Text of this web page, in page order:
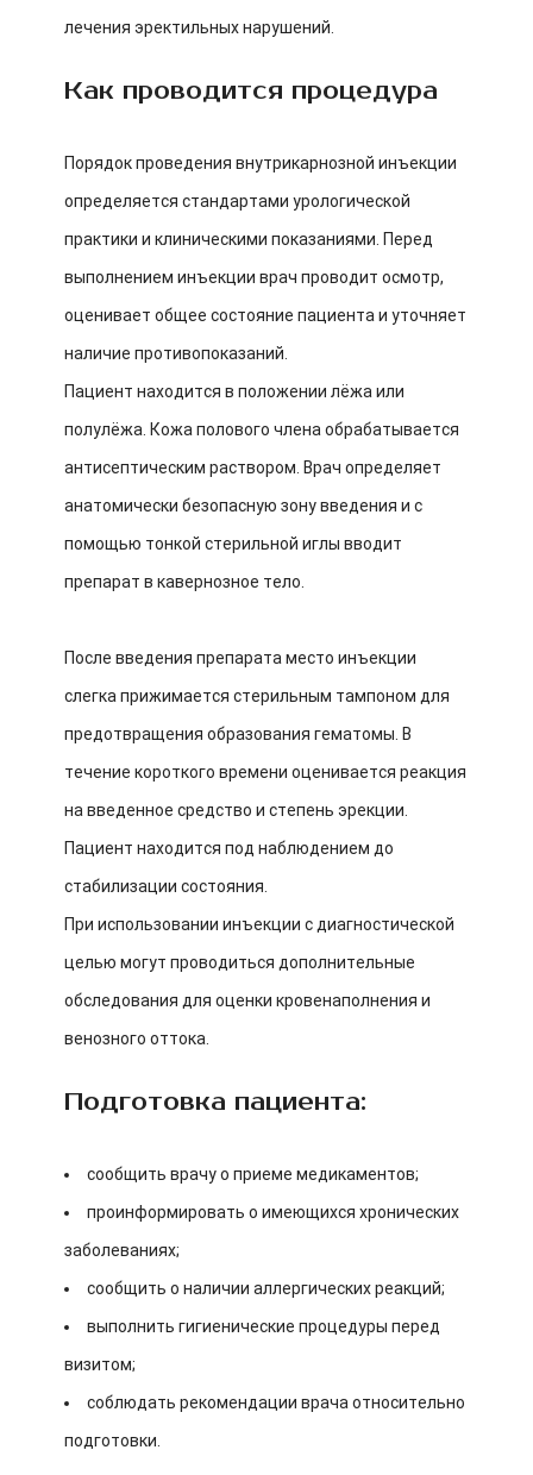
лечения эректильных нарушений.
Как проводится процедура
Порядок проведения внутрикарнозной инъекции
определяется стандартами урологической
практики и клиническими показаниями. Перед
выполнением инъекции врач проводит осмотр,
оценивает общее состояние пациента и уточняет
наличие противопоказаний.
Пациент находится в положении лёжа или
полулёжа. Кожа полового члена обрабатывается
антисептическим раствором. Врач определяет
анатомически безопасную зону введения и с
помощью тонкой стерильной иглы вводит
препарат в кавернозное тело.
После введения препарата место инъекции
слегка прижимается стерильным тампоном для
предотвращения образования гематомы. В
течение короткого времени оценивается реакция
на введенное средство и степень эрекции.
Пациент находится под наблюдением до
стабилизации состояния.
При использовании инъекции с диагностической
целью могут проводиться дополнительные
обследования для оценки кровенаполнения и
венозного оттока.
Подготовка пациента:
сообщить врачу о приеме медикаментов;
проинформировать о имеющихся хронических
заболеваниях;
сообщить о наличии аллергических реакций;
выполнить гигиенические процедуры перед
визитом;
соблюдать рекомендации врача относительно
подготовки.